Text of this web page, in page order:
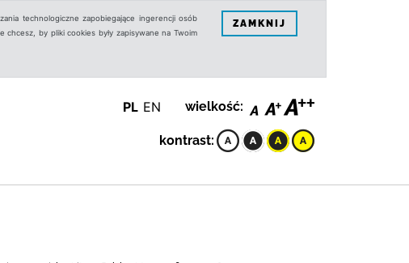
technologiczne zapobiegające ingerencji osób
by pliki cookies były zapisywane na Twoim
ZAMKNIJ
PL EN wielkość:
kontrast: